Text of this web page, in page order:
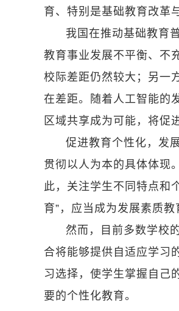
育、特别是基础教育改革
我国在推动基础教育
教育事业发展不平衡、不
校际差距仍然较大；另一
在差距。随着人工智能的
区域共享成为可能，将促
促进教育个性化，发
贯彻以人为本的具体体现
此，关注学生不同特点和
育”，应当成为发展素质教
然而，目前多数学校
合将能够提供自适应学习
习选择，使学生掌握自己
要的个性化教育。